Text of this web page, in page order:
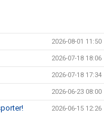
2026-08-01 11:50
2026-07-18 18:06
2026-07-18 17:34
2026-06-23 08:00
2026-06-15 12:26